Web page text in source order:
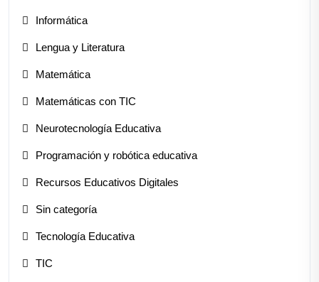
Informática
Lengua y Literatura
Matemática
Matemáticas con TIC
Neurotecnología Educativa
Programación y robótica educativa
Recursos Educativos Digitales
Sin categoría
Tecnología Educativa
TIC